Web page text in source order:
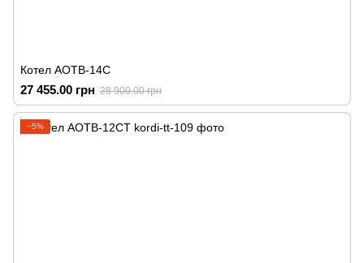
Котел АОТВ-14С
27 455.00 грн 28 900.00 грн
−5%